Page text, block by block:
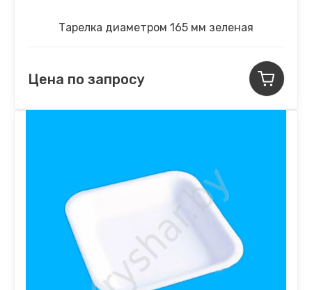
Тарелка диаметром 165 мм зеленая
Цена по запросу